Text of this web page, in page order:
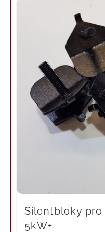
Silentbloky
5kW+